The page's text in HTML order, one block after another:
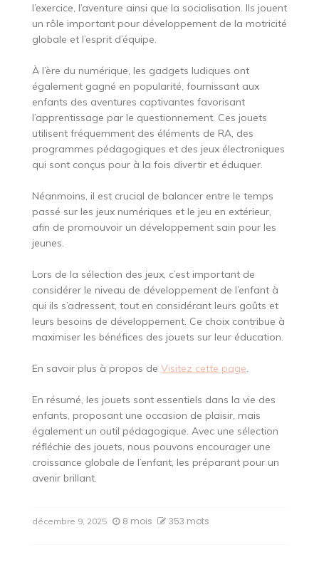
l’exercice, l’aventure ainsi que la socialisation. Ils jouent
un rôle important pour développement de la motricité
globale et l’esprit d’équipe.
À l’ère du numérique, les gadgets ludiques ont
également gagné en popularité, fournissant aux
enfants des aventures captivantes favorisant
l’apprentissage par le questionnement. Ces jouets
utilisent fréquemment des éléments de RA, des
programmes pédagogiques et des jeux électroniques
qui sont conçus pour à la fois divertir et éduquer.
Néanmoins, il est crucial de balancer entre le temps
passé sur les jeux numériques et le jeu en extérieur,
afin de promouvoir un développement sain pour les
jeunes.
Lors de la sélection des jeux, c’est important de
considérer le niveau de développement de l’enfant à
qui ils s’adressent, tout en considérant leurs goûts et
leurs besoins de développement. Ce choix contribue à
maximiser les bénéfices des jouets sur leur éducation.
En savoir plus à propos de Visitez cette page.
En résumé, les jouets sont essentiels dans la vie des
enfants, proposant une occasion de plaisir, mais
également un outil pédagogique. Avec une sélection
réfléchie des jouets, nous pouvons encourager une
croissance globale de l’enfant, les préparant pour un
avenir brillant.
décembre 9, 2025 8 mois 353 mots